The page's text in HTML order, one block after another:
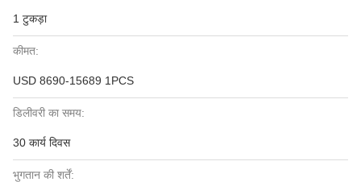
1 टुकड़ा
कीमत:
USD 8690-15689 1PCS
डिलीवरी का समय:
30 कार्य दिवस
भुगतान की शर्तें: